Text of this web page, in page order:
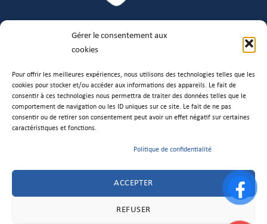
Gérer le consentement aux
cookies
Pour offrir les meilleures expériences, nous utilisons des technologies telles que les
cookies pour stocker et/ou accéder aux informations des appareils. Le fait de
consentir à ces technologies nous permettra de traiter des données telles que le
comportement de navigation ou les ID uniques sur ce site. Le fait de ne pas
consentir ou de retirer son consentement peut avoir un effet négatif sur certaines
caractéristiques et fonctions.
Politique de confidentialité
ACCEPTER
REFUSER
Audioproxi, votre expert en aides auditives, vous accompagne avec bienveillance et expertise
pour compenser votre perte auditive. Nos audioprothésistes qualifiés proposent des solutions
personnalisées et un suivi sur mesure pour améliorer votre confort et votre qualité de vie.
SUIVEZ NOUS